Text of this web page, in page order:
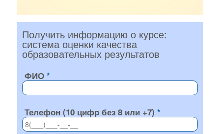
Получить информацию о курсе:
система оценки качества
образовательных результатов
ФИО
Телефон (10 цифр без 8 или +7)